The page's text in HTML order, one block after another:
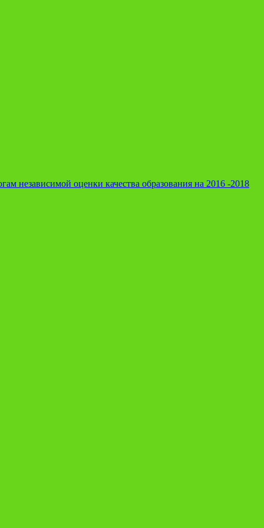
независимой оценки качества образования на 2016 -2018